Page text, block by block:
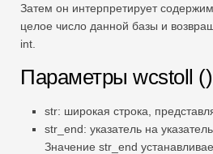
Затем он интерпретирует
целое число данной базы и
int.
Параметры wcstoll ()
str: широкая строка,
str_end: указатель на
Значение str_end